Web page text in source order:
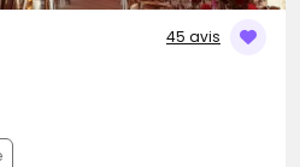
45 avis